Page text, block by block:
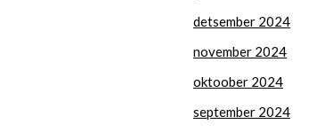
detsember 2024
november 2024
oktoober 2024
september 2024